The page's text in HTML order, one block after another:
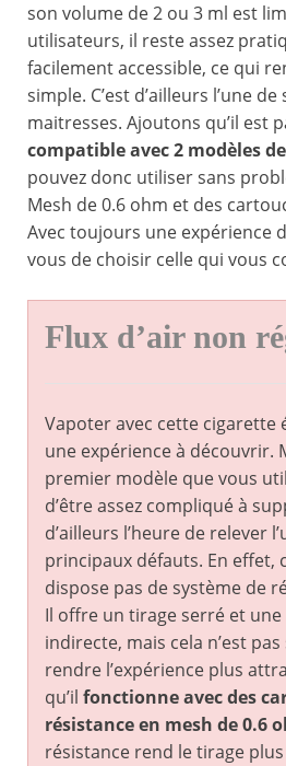
son volume de 2 ou 3 ml est
utilisateurs, il reste assez
facilement accessible, ce qui
simple. C’est d’ailleurs l’une
maitresses. Ajoutons qu’il est
compatible avec 2 modèles
pouvez donc utiliser sans
Mesh de 0.6 ohm et des
Avec toujours une expérience
vous de choisir celle qui vous
Flux d’air non
Vapoter avec cette cigarette
une expérience à découvrir.
premier modèle que vous
d’être assez compliqué à
d’ailleurs l’heure de relever
principaux défauts. En effet,
dispose pas de système de
Il offre un tirage serré et
indirecte, mais cela n’est
rendre l’expérience plus
qu’il fonctionne avec des
résistance en mesh de 0.6
résistance rend le tirage